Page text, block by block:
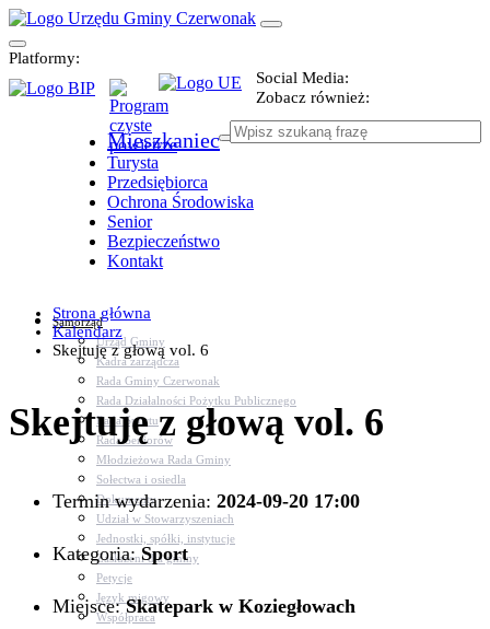
Platformy:
Social Media:
Zobacz również:
Mieszkaniec
Turysta
Przedsiębiorca
Ochrona Środowiska
Senior
Bezpieczeństwo
Kontakt
Samorząd
Urząd Gminy
Kadra zarządcza
Rada Gminy Czerwonak
Rada Działalności Pożytku Publicznego
Rada Sportu
Rada Seniorów
Młodzieżowa Rada Gminy
Sołectwa i osiedla
Dokumenty
Udział w Stowarzyszeniach
Jednostki, spółki, instytucje
Zasłużeni dla gminy
Petycje
Język migowy
Współpraca
Strona główna
Kalendarz
Skejtuję z głową vol. 6
Skejtuję z głową vol. 6
Termin wydarzenia: 2024-09-20 17:00
Kategoria:Sport
Miejsce:Skatepark w Koziegłowach